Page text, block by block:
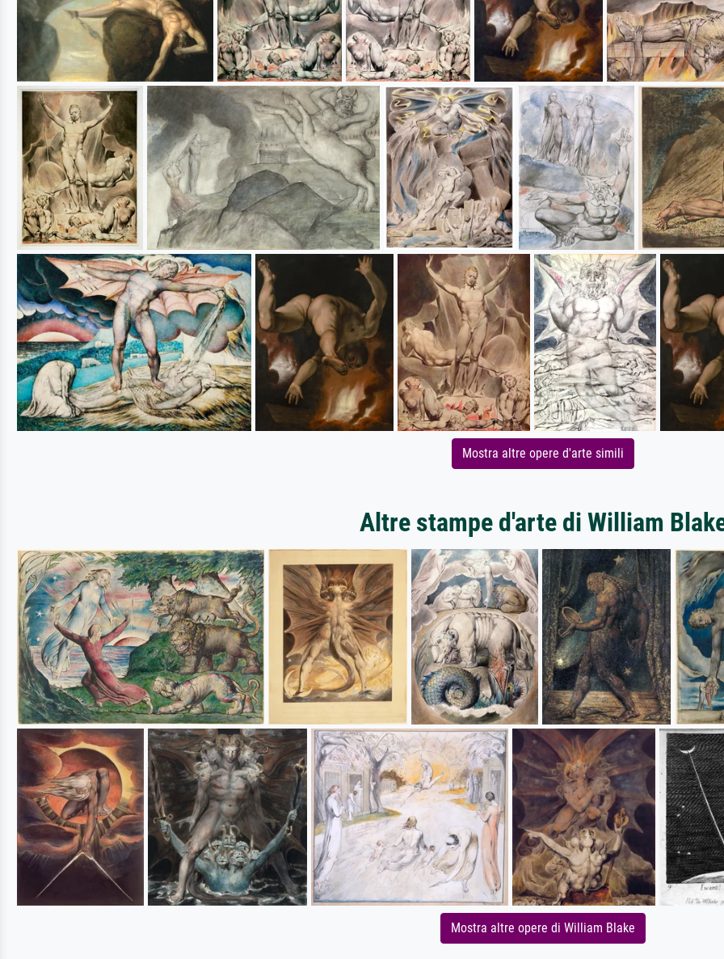
Mostra altre opere d'arte simili
Altre stampe d'arte di William
Mostra altre opere di William Blake